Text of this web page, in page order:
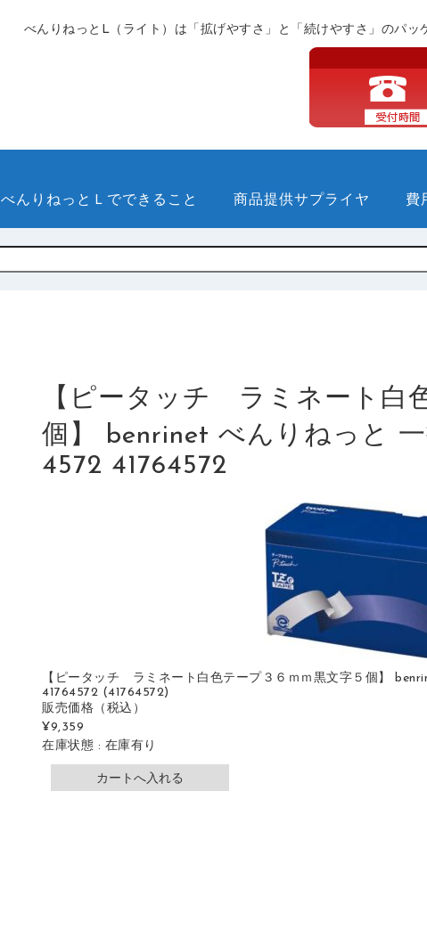
べんりねっとL（ライト）は「拡げやすさ」と「続けやすさ」のパッ
べんりねっとＬでできること 商品提供サプライヤ 費
【ピータッチ ラミネート白
個】 benrinet べんりねっと
4572 41764572
【ピータッチ ラミネート白色テープ３６ｍｍ黒文字５個】
41764572 (41764572)
販売価格 （税込）
¥9,359
在庫状態 : 在庫有り